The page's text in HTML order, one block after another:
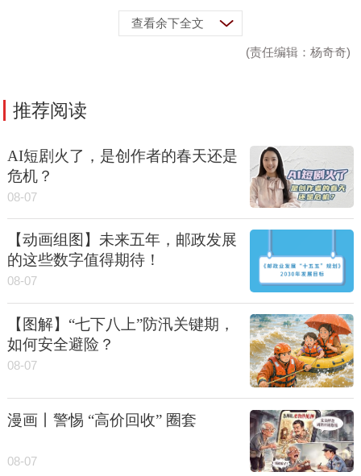
查看余下全文
(责任编辑：杨奇奇)
推荐阅读
AI短剧火了，是创作者的春天还是
危机？
08-07
【动画组图】未来五年，邮政发展
的这些数字值得期待！
08-07
【图解】“七下八上”防汛关键期，
如何安全避险？
08-07
漫画丨警惕 “高价回收” 圈套
08-07